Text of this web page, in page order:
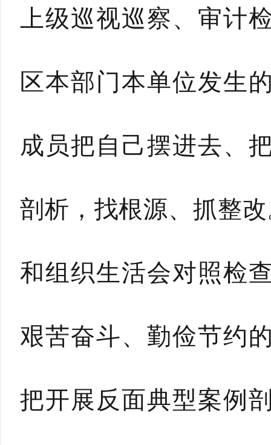
上级巡视巡察、审计
区本部门本单位发生
成员把自己摆进去、
剖析，找根源、抓整
和组织生活会对照检
艰苦奋斗、勤俭节约
把开展反面典型案例